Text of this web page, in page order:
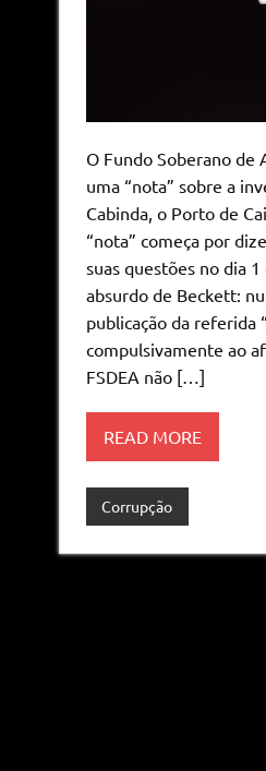
O Fundo Soberano de
uma “nota” sobre a
Cabinda, o Porto de
“nota” começa por
suas questões no dia
absurdo de Beckett:
publicação da referida
compulsivamente ao
FSDEA não […]
READ MORE
Corrupção